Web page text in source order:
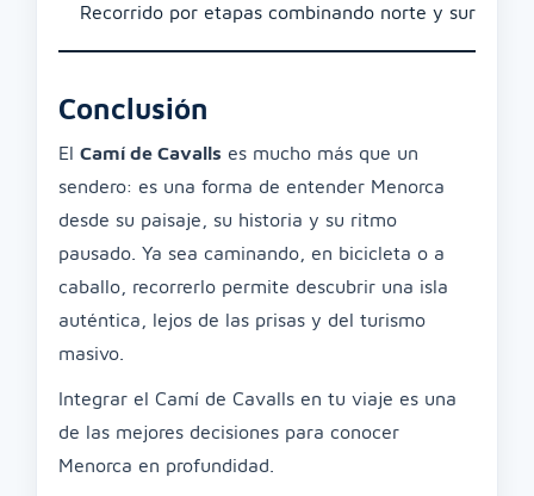
Recorrido por etapas combinando norte y sur
Conclusión
El Camí de Cavalls es mucho más que un
sendero: es una forma de entender Menorca
desde su paisaje, su historia y su ritmo
pausado. Ya sea caminando, en bicicleta o a
caballo, recorrerlo permite descubrir una isla
auténtica, lejos de las prisas y del turismo
masivo.
Integrar el Camí de Cavalls en tu viaje es una
de las mejores decisiones para conocer
Menorca en profundidad.